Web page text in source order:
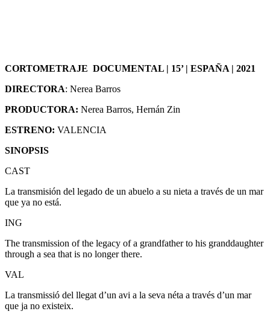
CORTOMETRAJE DOCUMENTAL | 15’ | ESPAÑA | 2021
DIRECTORA: Nerea Barros
PRODUCTORA: Nerea Barros, Hernán Zin
ESTRENO: VALENCIA
SINOPSIS
CAST
La transmisión del legado de un abuelo a su nieta a través de un mar
que ya no está.
ING
The transmission of the legacy of a grandfather to his granddaughter
through a sea that is no longer there.
VAL
La transmissió del llegat d’un avi a la seva néta a través d’un mar
que ja no existeix.